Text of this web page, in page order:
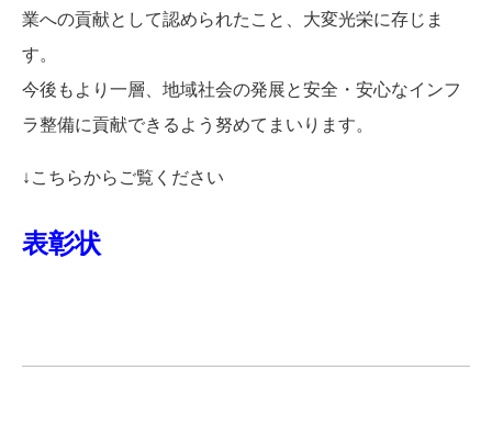
業への貢献として認められたこと、大変光栄に存じま
す。
今後もより一層、地域社会の発展と安全・安心なインフ
ラ整備に貢献できるよう努めてまいります。
↓こちらからご覧ください
表彰状